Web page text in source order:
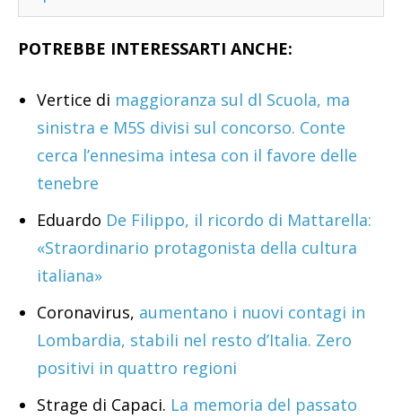
POTREBBE INTERESSARTI ANCHE:
Vertice di maggioranza sul dl Scuola, ma
sinistra e M5S divisi sul concorso. Conte
cerca l’ennesima intesa con il favore delle
tenebre
Eduardo De Filippo, il ricordo di Mattarella:
«Straordinario protagonista della cultura
italiana»
Coronavirus, aumentano i nuovi contagi in
Lombardia, stabili nel resto d’Italia. Zero
positivi in quattro regioni
Strage di Capaci. La memoria del passato